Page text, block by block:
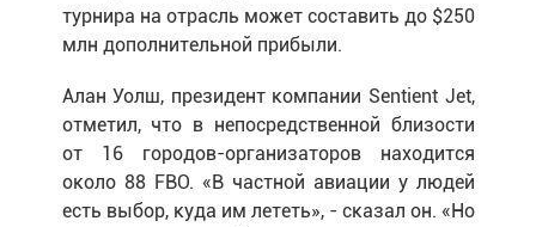
турнира на отрасль может составить до $250
млн дополнительной прибыли.
Алан Уолш, президент компании Sentient Jet,
отметил, что в непосредственной близости
от 16 городов-организаторов находится
около 88 FBO. «В частной авиации у людей
есть выбор, куда им лететь», - сказал он. «Но